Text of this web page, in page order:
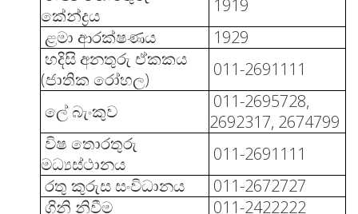
කේන්ද්‍රය
1919
ළමා ආරක්ෂණය
1929
හදිසි අනතුරු ඒකකය
(ජාතික රෝහල)
011-2691111
ලේ බැංකුව
011-2695728,
2692317, 2674799
විෂ තොරතුරු
මධ්‍යස්ථානය
011-2691111
රතු කුරුස සංවිධානය
011-2672727
ගිනි නිවීම
011-2422222